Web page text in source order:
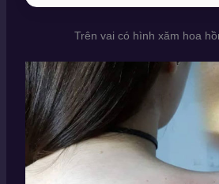
Trên vai có hình xăm hoa